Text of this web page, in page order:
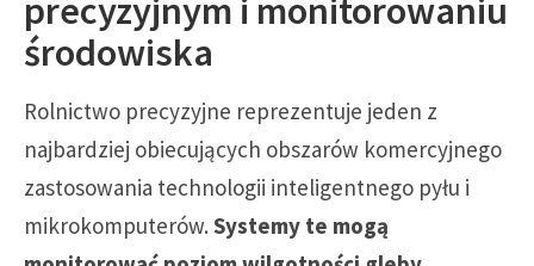
precyzyjnym i monitorowaniu
środowiska
Rolnictwo precyzyjne reprezentuje jeden z
najbardziej obiecujących obszarów komercyjnego
zastosowania technologii inteligentnego pyłu i
mikrokomputerów. Systemy te mogą